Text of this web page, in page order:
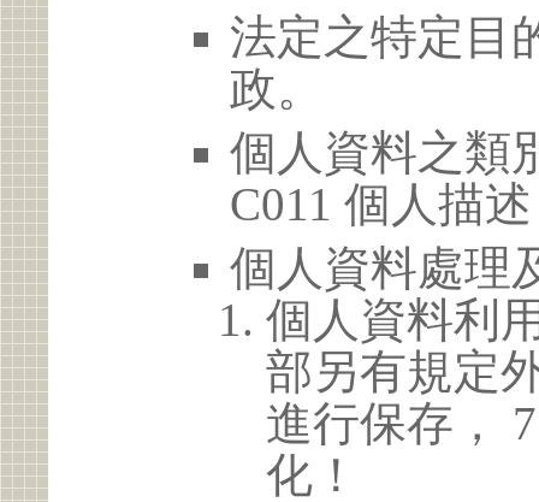
法定之特定目
政。
個人資料之類
C011 個人描述
個人資料處理
個人資料利
部另有規定
進行保存，
化！